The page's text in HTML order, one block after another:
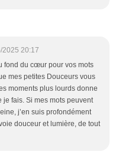
2025 20:17
fond du cœur pour vos mots
mes petites Douceurs vous
moments plus lourds donne
je fais. Si mes mots peuvent
j’en suis profondément
douceur et lumière, de tout